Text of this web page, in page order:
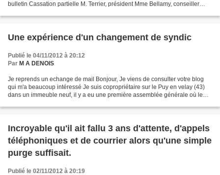
bulletin Cassation partielle M. Terrier, président Mme Bellamy, conseiller
Une expérience d'un changement de syndic
Publié le 04/11/2012 à 20:12
Par M A DENOIS
Je reprends un echange de mail Bonjour, Je viens de consulter votre blog
qui m'a beaucoup intéressé Je suis copropriétaire sur le Puy en velay (43)
dans un immeuble neuf, il y a eu une première assemblée générale où le
Incroyable qu'il ait fallu 3 ans d'attente, d'appels
téléphoniques et de courrier alors qu'une simple
purge suffisait.
Publié le 02/11/2012 à 20:19